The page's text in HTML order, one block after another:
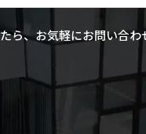
ら、お気軽にお問い合わ